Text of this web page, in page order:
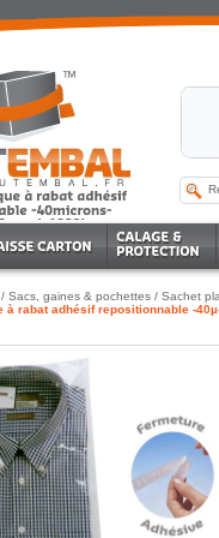
/ Sacs, gaines & pochettes / Sachet
à rabat adhésif repositionnable -